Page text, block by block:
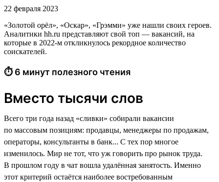
22 февраля 2023
«Золотой орёл», «Оскар», «Грэмми» уже нашли своих героев.
Аналитики hh.ru представляют свой топ — вакансий, на
которые в 2022-м откликнулось рекордное количество
соискателей.
⏱ 6 минут полезного чтения
Вместо тысячи слов
Всего три года назад «сливки» собирали вакансии
по массовым позициям: продавцы, менеджеры по продажам,
операторы, консультанты в банк... С тех пор многое
изменилось. Мир не тот, что уж говорить про рынок труда.
В прошлом году в чат вошла удалённая занятость. Именно
этот критерий остаётся наиболее востребованным